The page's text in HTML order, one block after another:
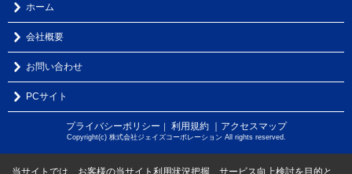
ホーム
会社概要
お問い合わせ
PCサイト
プライバシーポリシー ｜ 利用規約 ｜アクセスマップ
Copyright(c) 株式会社ジェイズコーポレーション All rights reserved.
当サイトでは、お客様の当サイト利用状況把握、サービス向上検討を目的と